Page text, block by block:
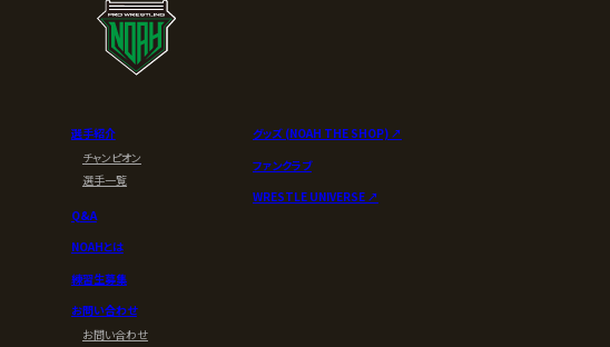
選手紹介
チャンピオン
選手一覧
Q&A
NOAHとは
練習生募集
お問い合わせ
お問い合わせ
グッズ (NOAH THE SHOP) ↗︎
ファンクラブ
WRESTLE UNIVERSE ↗︎